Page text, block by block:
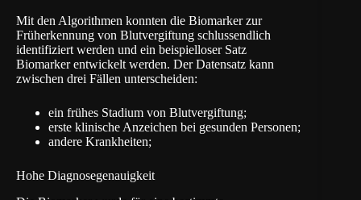
Mit den Algorithmen konnten die Biomarker zur
Früherkennung von Blutvergiftung schlussendlich
identifiziert werden und ein beispielloser Satz
Biomarker entwickelt werden. Der Datensatz kann
zwischen drei Fällen unterscheiden:
ein frühes Stadium von Blutvergiftung;
erste klinische Anzeichen bei gesunden Personen;
andere Krankheiten;
Hohe Diagnosegenauigkeit